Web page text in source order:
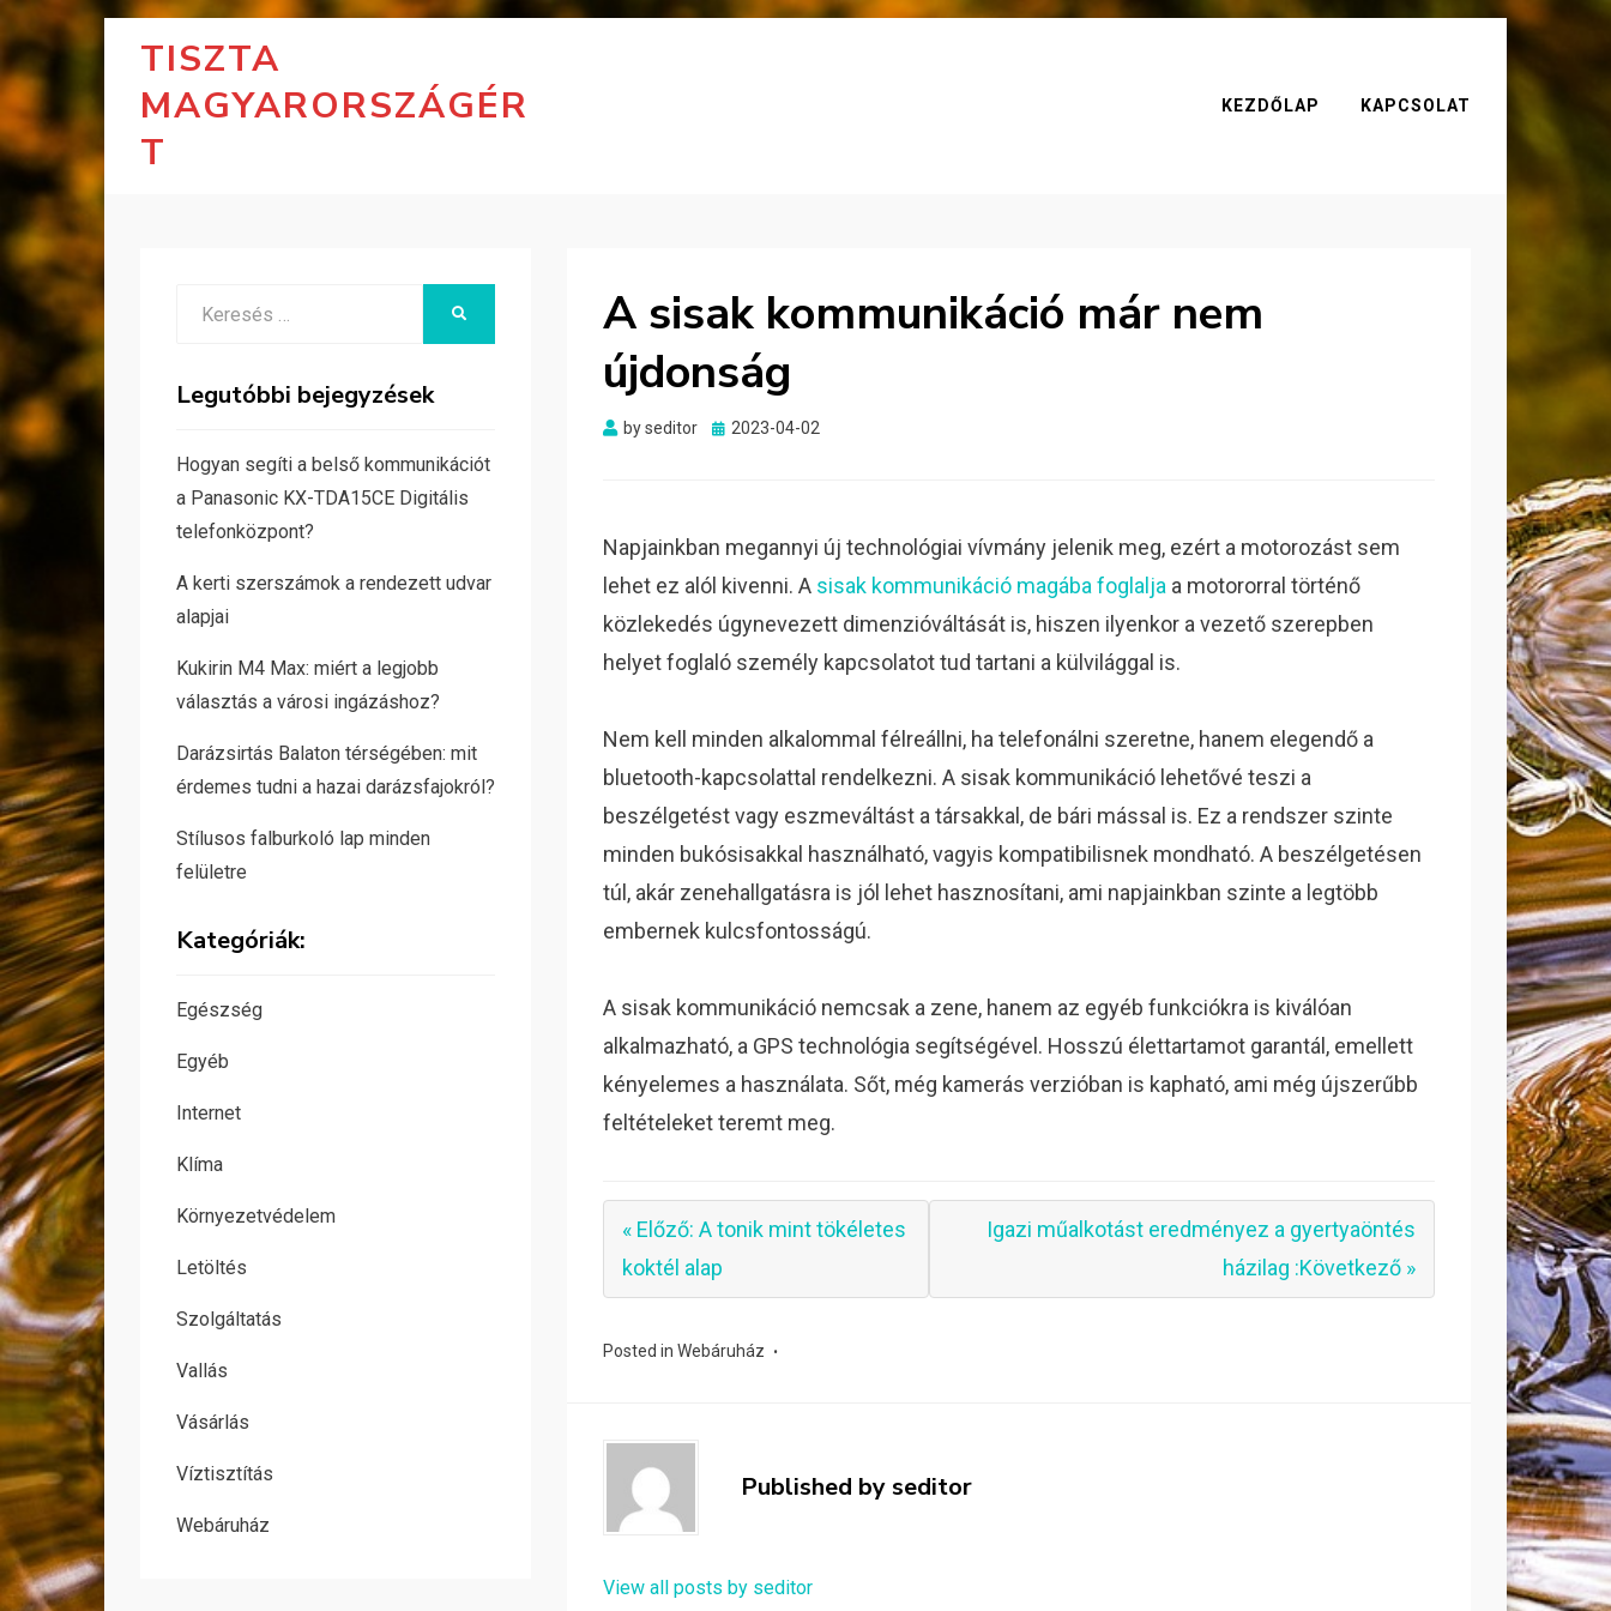
TISZTA
MAGYARORSZÁGÉR
T
KEZDŐLAP KAPCSOLAT
A sisak kommunikáció már nem
újdonság
byseditor
Posted
2023-04-02
Napjainkban megannyi új technológiai vívmány jelenik meg, ezért a motorozást sem
lehet ez alól kivenni. A sisak kommunikáció magába foglalja a motororral történő
közlekedés úgynevezett dimenzióváltását is, hiszen ilyenkor a vezető szerepben
helyet foglaló személy kapcsolatot tud tartani a külvilággal is.
Nem kell minden alkalommal félreállni, ha telefonálni szeretne, hanem elegendő a
bluetooth-kapcsolattal rendelkezni. A sisak kommunikáció lehetővé teszi a
beszélgetést vagy eszmeváltást a társakkal, de bári mással is. Ez a rendszer szinte
minden bukósisakkal használható, vagyis kompatibilisnek mondható. A beszélgetésen
túl, akár zenehallgatásra is jól lehet hasznosítani, ami napjainkban szinte a legtöbb
embernek kulcsfontosságú.
A sisak kommunikáció nemcsak a zene, hanem az egyéb funkciókra is kiválóan
alkalmazható, a GPS technológia segítségével. Hosszú élettartamot garantál, emellett
kényelemes a használata. Sőt, még kamerás verzióban is kapható, ami még újszerűbb
feltételeket teremt meg.
« Előző: A tonik mint tökéletes
koktél alap
Igazi műalkotást eredményez a gyertyaöntés
házilag :Következő »
Posted inWebáruház
Published byseditor
View all posts by seditor
Legutóbbi bejegyzések
Hogyan segíti a belső kommunikációt
a Panasonic KX-TDA15CE Digitális
telefonközpont?
A kerti szerszámok a rendezett udvar
alapjai
Kukirin M4 Max: miért a legjobb
választás a városi ingázáshoz?
Darázsirtás Balaton térségében: mit
érdemes tudni a hazai darázsfajokról?
Stílusos falburkoló lap minden
felületre
Kategóriák:
Egészség
Egyéb
Internet
Klíma
Környezetvédelem
Letöltés
Szolgáltatás
Vallás
Vásárlás
Víztisztítás
Webáruház